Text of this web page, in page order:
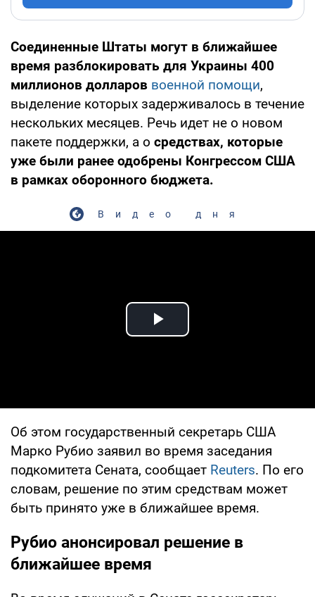
Соединенные Штаты могут в ближайшее
время разблокировать для Украины 400
миллионов долларов военной помощи,
выделение которых задерживалось в течение
нескольких месяцев. Речь идет не о новом
пакете поддержки, а о средствах, которые
уже были ранее одобрены Конгрессом США
в рамках оборонного бюджета.
Видео дня
Play Video
Об этом государственный секретарь США
Марко Рубио заявил во время заседания
подкомитета Сената, сообщает Reuters. По его
словам, решение по этим средствам может
быть принято уже в ближайшее время.
Рубио анонсировал решение в
ближайшее время